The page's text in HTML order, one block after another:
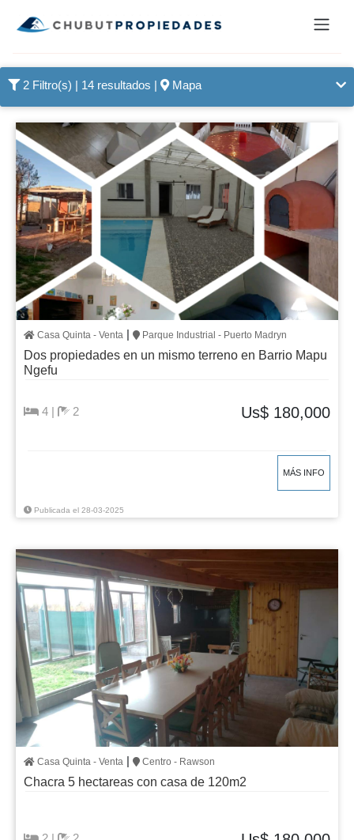
2 Filtro(s) | 14 resultados | Mapa
Casa Quinta - Venta | Parque Industrial - Puerto Madryn
Dos propiedades en un mismo terreno en Barrio Mapu
Ngefu
4 | 2 Us$ 180,000
MÁS INFO
Publicada el 28-03-2025
Casa Quinta - Venta | Centro - Rawson
Chacra 5 hectareas con casa de 120m2